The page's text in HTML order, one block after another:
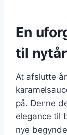
En
til
At afslutte
på. Denne
elegance til
nye